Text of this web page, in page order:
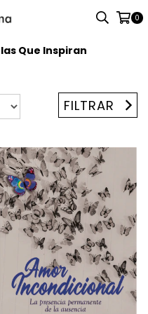
0
Que Inspiran
FILTRAR